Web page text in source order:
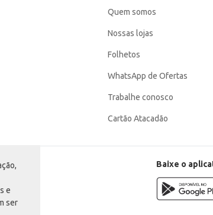
e
ser
Quem somos
Nossas lojas
Folhetos
WhatsApp de Ofertas
Trabalhe conosco
Cartão Atacadão
Baixe o